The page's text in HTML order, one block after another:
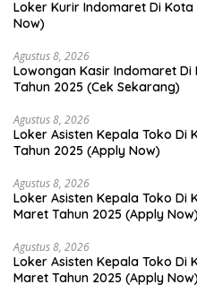
Loker Kurir Indomaret Di
Now)
Agustus 8, 2026
Lowongan Kasir Indomaret
Tahun 2025 (Cek Sekarang)
Agustus 8, 2026
Loker Asisten Kepala Toko Di
Tahun 2025 (Apply Now)
Agustus 8, 2026
Loker Asisten Kepala Toko
Maret Tahun 2025 (Apply Now)
Agustus 8, 2026
Loker Asisten Kepala Toko
Maret Tahun 2025 (Apply Now)